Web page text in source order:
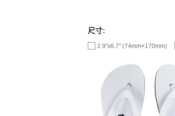
尺寸:
2.9"x6.7" (74mm×170mm)